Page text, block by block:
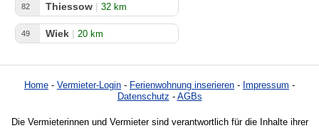
82 Thiessow | 32 km
49 Wiek | 20 km
Home - Vermieter-Login - Ferienwohnung inserieren - Impressum -
Datenschutz - AGBs
Die Vermieterinnen und Vermieter sind verantwortlich für die Inhalte ihrer